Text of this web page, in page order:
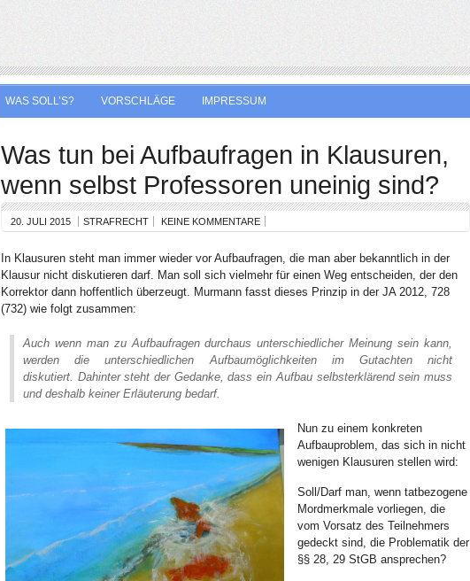
WAS SOLL’S? VORSCHLÄGE IMPRESSUM
Was tun bei Aufbaufragen in Klausuren,
wenn selbst Professoren uneinig sind?
20. JULI 2015 STRAFRECHT KEINE KOMMENTARE
In Klausuren steht man immer wieder vor Aufbaufragen, die man aber bekanntlich in der
Klausur nicht diskutieren darf. Man soll sich vielmehr für einen Weg entscheiden, der den
Korrektor dann hoffentlich überzeugt. Murmann fasst dieses Prinzip in der JA 2012, 728
(732) wie folgt zusammen:
Auch wenn man zuAufbaufragendurchaus unterschiedlicher Meinung sein kann,
werden die unterschiedlichenAufbaumöglichkeiten im Gutachten nicht
diskutiert. Dahinter steht der Gedanke, dass einAufbauselbsterklärend sein muss
und deshalb keiner Erläuterung bedarf.
Nun zu einem konkreten
Aufbauproblem, das sich in nicht
wenigen Klausuren stellen wird:
Soll/Darf man, wenn tatbezogene
Mordmerkmale vorliegen, die
vom Vorsatz des Teilnehmers
gedeckt sind, die Problematik der
§§ 28, 29 StGB ansprechen?